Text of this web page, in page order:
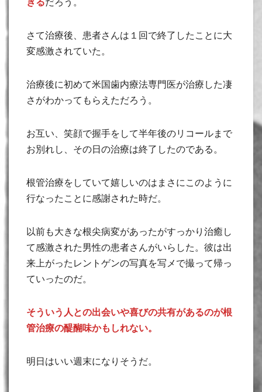
さて治療後、患者さんは１回で終了したことに大
変感激されていた。
治療後に初めて米国歯内療法専門医が治療した凄
さがわかってもらえただろう。
お互い、笑顔で握手をして半年後のリコールまで
お別れし、その日の治療は終了したのである。
根管治療をしていて嬉しいのはまさにこのように
行なったことに感謝された時だ。
以前も大きな根尖病変があったがすっかり治癒し
て感激された男性の患者さんがいらした。彼は出
来上がったレントゲンの写真を写メで撮って帰っ
ていったのだ。
そういう人との出会いや喜びの共有があるのが根
管治療の醍醐味かもしれない。
明日はいい週末になりそうだ。